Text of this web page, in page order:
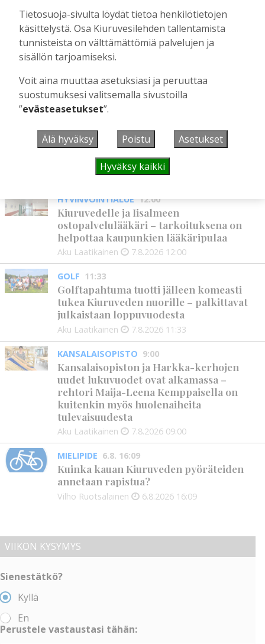
jo noin 50 tammaa – miksi hyvää
siitosoria ei kuitenkaan hyväksytty
kantakirjaan?
Tilaajille
Toimitus 4.7.2026
UUSIMMAT
MIELIPIDE 12:26
Terveisiä eduskuntaan
Vilho Ruotsalainen 7.8.2026
HYVINVOINTIALUE 12:00
Kiuruvedelle ja Iisalmeen
ostopalvelulääkäri – tarkoituksena on
helpottaa kaupunkien lääkäripulaa
Aku Laatikainen 7.8.2026 12:00
GOLF 11:33
Golftapahtuma tuotti jälleen komeasti
tukea Kiuruveden nuorille – palkittavat
julkaistaan loppuvuodesta
Aku Laatikainen 7.8.2026 11:33
KANSALAISOPISTO 9:00
Kansalaisopiston ja Harkka-kerhojen
uudet lukuvuodet ovat alkamassa –
rehtori Maija-Leena Kemppaisella on
kuitenkin myös huolenaiheita
tulevaisuudesta
Aku Laatikainen 7.8.2026 09:00
MIELIPIDE 6.8. 16:09
Kuinka kauan Kiuruveden pyöräteiden
annetaan rapistua?
Vilho Ruotsalainen 6.8.2026 16:09
VIIKON KYSYMYS
Sienestätkö?
Kyllä
En
Perustele vastaustasi tähän:
Tietosuoja-sivulta löydät tietoa henkilötietojen
käsittelystä. Osa Kiuruvesilehden tallentamista
tunnisteista on välttämättömiä palvelujen ja
sisällön tarjoamiseksi.
Voit aina muuttaa asetuksiasi ja peruuttaa
suostumuksesi valitsemalla sivustoilla
”evästeasetukset”.
Älä hyväksy Poistu Asetukset
Hyväksy kaikki